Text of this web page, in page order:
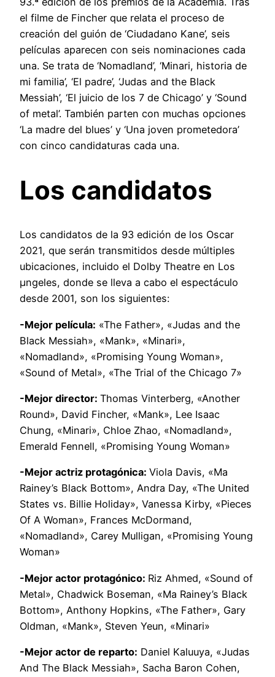
el filme de Fincher que relata el proceso de
creación del guión de ‘Ciudadano Kane’, seis
películas aparecen con seis nominaciones cada
una. Se trata de ‘Nomadland’, ‘Minari, historia de
mi familia’, ‘El padre’, ‘Judas and the Black
Messiah’, ‘El juicio de los 7 de Chicago’ y ‘Sound
of metal’. También parten con muchas opciones
‘La madre del blues’ y ‘Una joven prometedora’
con cinco candidaturas cada una.
Los candidatos
Los candidatos de la 93 edición de los Oscar
2021, que serán transmitidos desde múltiples
ubicaciones, incluido el Dolby Theatre en Los
µngeles, donde se lleva a cabo el espectáculo
desde 2001, son los siguientes:
-Mejor película: «The Father», «Judas and the
Black Messiah», «Mank», «Minari»,
«Nomadland», «Promising Young Woman»,
«Sound of Metal», «The Trial of the Chicago 7»
-Mejor director: Thomas Vinterberg, «Another
Round», David Fincher, «Mank», Lee Isaac
Chung, «Minari», Chloe Zhao, «Nomadland»,
Emerald Fennell, «Promising Young Woman»
-Mejor actriz protagónica: Viola Davis, «Ma
Rainey’s Black Bottom», Andra Day, «The United
States vs. Billie Holiday», Vanessa Kirby, «Pieces
Of A Woman», Frances McDormand,
«Nomadland», Carey Mulligan, «Promising Young
Woman»
-Mejor actor protagónico: Riz Ahmed, «Sound of
Metal», Chadwick Boseman, «Ma Rainey’s Black
Bottom», Anthony Hopkins, «The Father», Gary
Oldman, «Mank», Steven Yeun, «Minari»
-Mejor actor de reparto: Daniel Kaluuya, «Judas
And The Black Messiah», Sacha Baron Cohen,